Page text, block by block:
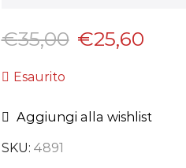
€35,00 €25,60
Esaurito
Aggiungi alla wishlist
SKU: 4891